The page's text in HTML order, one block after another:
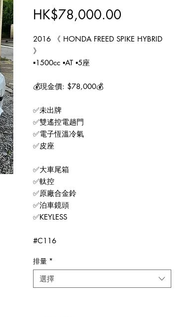
HK$78,000.00
格
2016 《 HONDA FREED SPIKE HYBRID
》
▪️1500cc ▪️AT ▪️5座
💰現金價: $78,000💰
✅未出牌
✅雙遙控電趟門
✅電子恆溫冷氣
✅皮座
✅大車尾箱
✅軚控
✅原廠合金鈴
✅泊車鏡頭
✅KEYLESS
#C116
排量 *
選擇